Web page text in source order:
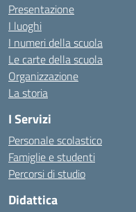
Presentazione
I luoghi
I numeri della scuola
Le carte della scuola
Organizzazione
La storia
I Servizi
Personale scolastico
Famiglie e studenti
Percorsi di studio
Didattica